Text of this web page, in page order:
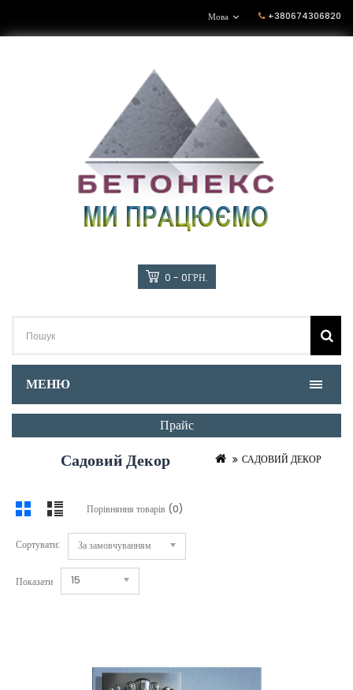
+380674306820
Мова
0 - 0ГРН.
МЕНЮ
Прайс
САДОВИЙ ДЕКОР
Садовий Декор
Порівняння товарів (0)
Сортувати: За замовчуванням
Показати 15